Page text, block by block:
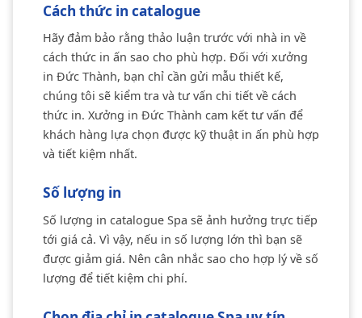
Cách thức in catalogue
Hãy đảm bảo rằng thảo luận trước với nhà in về
cách thức in ấn sao cho phù hợp. Đối với xưởng
in Đức Thành, bạn chỉ cần gửi mẫu thiết kế,
chúng tôi sẽ kiểm tra và tư vấn chi tiết về cách
thức in. Xưởng in Đức Thành cam kết tư vấn để
khách hàng lựa chọn được kỹ thuật in ấn phù hợp
và tiết kiệm nhất.
Số lượng in
Số lượng in catalogue Spa sẽ ảnh hưởng trực tiếp
tới giá cả. Vì vậy, nếu in số lượng lớn thì bạn sẽ
được giảm giá. Nên cân nhắc sao cho hợp lý về số
lượng để tiết kiệm chi phí.